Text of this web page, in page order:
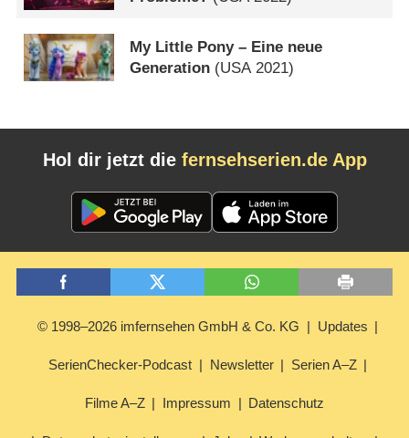
My Little Pony – Eine neue
Generation (USA2021)
Hol dir jetzt die fernsehserien.de App
© 1998–2026 imfernsehen GmbH & Co. KG Updates
SerienChecker-Podcast Newsletter Serien A–Z
Filme A–Z Impressum Datenschutz